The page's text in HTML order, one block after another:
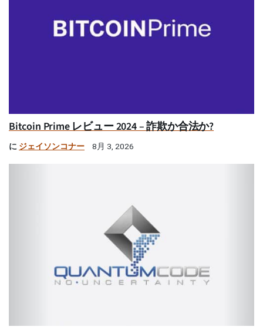
Bitcoin Prime レビュー 2024 – 詐欺か合法か?
に ジェイソンコナー 8月 3, 2026